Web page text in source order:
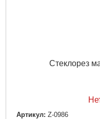
Стеклорез
Артикул: Z-0986